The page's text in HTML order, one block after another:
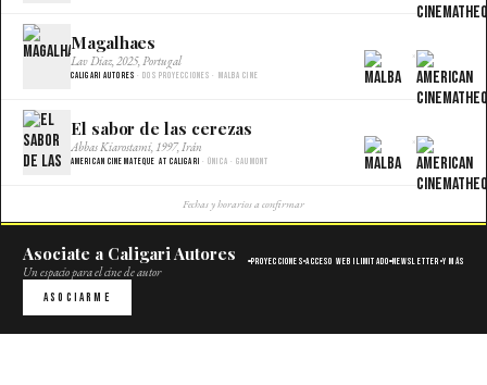
Magalhaes
Lav Diaz, 2025, Portugal
Caligari Autores · Dos proyecciones · Malba Cine
×
El sabor de las cerezas
Abbas Kiarostami, 1997, Irán
American Cinemateque at Caligari · Única · Gaumont
×
Fechas y horarios a confirmar
Asociate a Caligari Autores
Un espacio para el cine de autor
Proyecciones Acceso web ilimitado Newsletter Y más
Asociarme